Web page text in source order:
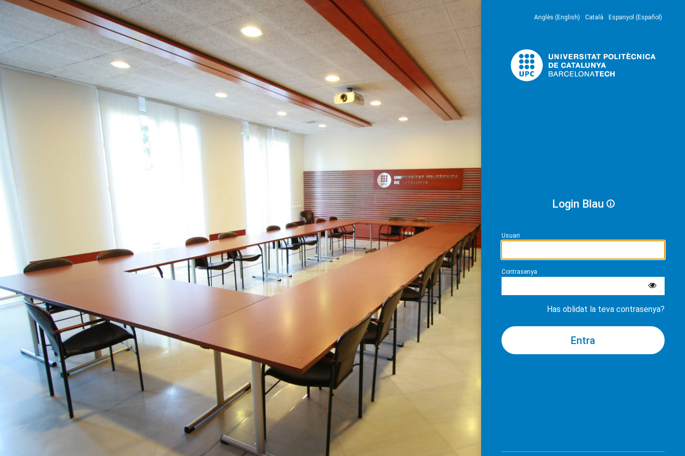
Anglès (English) Català Espanyol (Español)
Login Blau
Usuari
Contrasenya
Has oblidat la teva contrasenya?